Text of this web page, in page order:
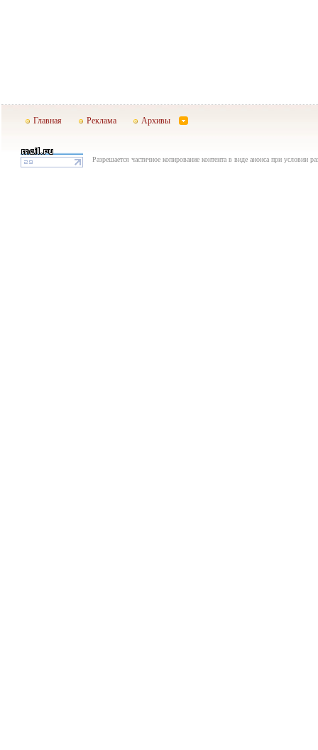
Главная Реклама Архивы
Разрешается частичное копирование контента в виде анонса при условии